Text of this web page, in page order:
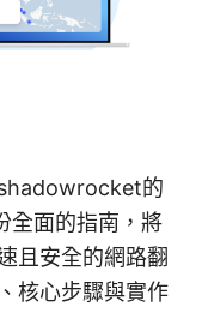
的
全面的指南，將
且安全的網路翻
核心步驟與實作